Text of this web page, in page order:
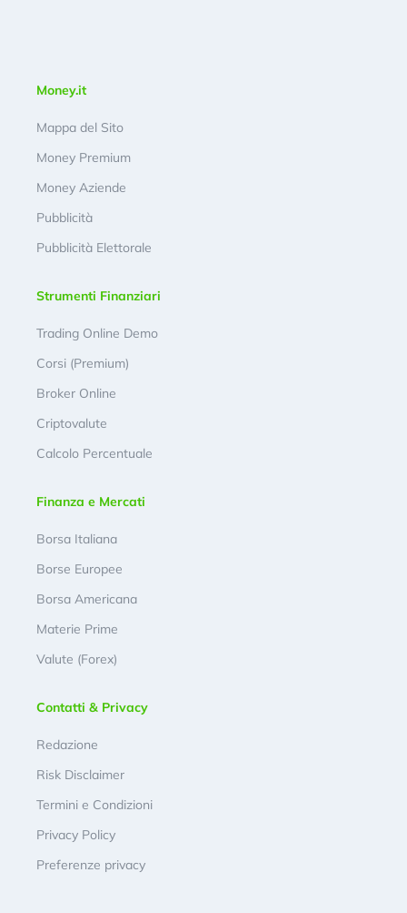
Money.it
Mappa del Sito
Money Premium
Money Aziende
Pubblicità
Pubblicità Elettorale
Strumenti Finanziari
Trading Online Demo
Corsi (Premium)
Broker Online
Criptovalute
Calcolo Percentuale
Finanza e Mercati
Borsa Italiana
Borse Europee
Borsa Americana
Materie Prime
Valute (Forex)
Contatti & Privacy
Redazione
Risk Disclaimer
Termini e Condizioni
Privacy Policy
Preferenze privacy